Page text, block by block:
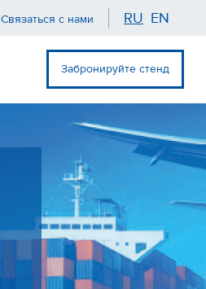
Связаться с нами RU EN
Забронируйте стенд